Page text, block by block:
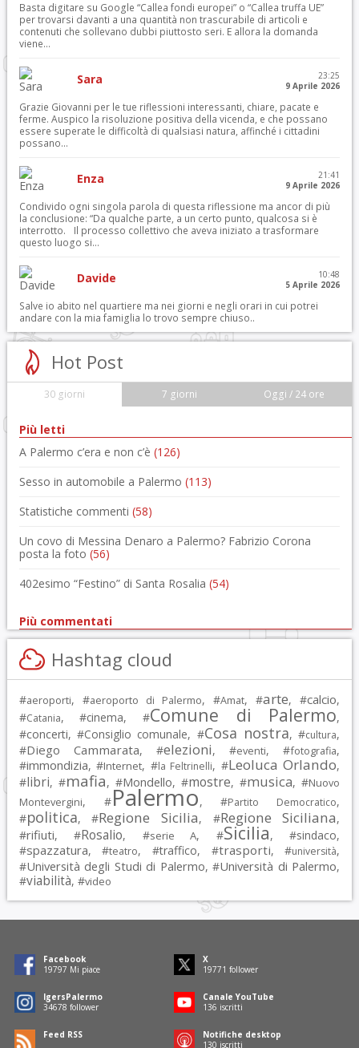
Basta digitare su Google “Callea fondi europei” o “Callea truffa UE”
per trovarsi davanti a una quantità non trascurabile di articoli e
contenuti che sollevano dubbi piuttosto seri. E allora la domanda
viene...
Sara
23:25
9 Aprile 2026
Grazie Giovanni per le tue riflessioni interessanti, chiare, pacate e
ferme. Auspico la risoluzione positiva della vicenda, e che possano
essere superate le difficoltà di qualsiasi natura, affinché i cittadini
possano...
Enza
21:41
9 Aprile 2026
Condivido ogni singola parola di questa riflessione ma ancor di più
la conclusione: “Da qualche parte, a un certo punto, qualcosa si è
interrotto. Il processo collettivo che aveva iniziato a trasformare
questo luogo si...
Davide
10:48
5 Aprile 2026
Salve io abito nel quartiere ma nei giorni e negli orari in cui potrei
andare con la mia famiglia lo trovo sempre chiuso..
Hot Post
30 giorni 7 giorni Oggi / 24 ore
Più letti
A Palermo c’era e non c’è (126)
Sesso in automobile a Palermo (113)
Statistiche commenti (58)
Un covo di Messina Denaro a Palermo? Fabrizio Corona
posta la foto (56)
402esimo “Festino” di Santa Rosalia (54)
Più commentati
Hashtag cloud
#aeroporti, #aeroporto di Palermo, #Amat, #arte, #calcio,
#Catania, #cinema, #Comune di Palermo,
#concerti, #Consiglio comunale, #Cosa nostra, #cultura,
#Diego Cammarata, #elezioni, #eventi, #fotografia,
#immondizia, #Internet, #la Feltrinelli, #Leoluca Orlando,
#libri, #mafia, #Mondello, #mostre, #musica, #Nuovo
Montevergini, #Palermo, #Partito Democratico,
#politica, #Regione Sicilia, #Regione Siciliana,
#rifiuti, #Rosalio, #serie A, #Sicilia, #sindaco,
#spazzatura, #teatro, #traffico, #trasporti, #università,
#Università degli Studi di Palermo, #Università di Palermo,
#viabilità, #video
Facebook
19797 Mi piace
X
19771 follower
IgersPalermo
34678 follower
Canale YouTube
136 iscritti
Feed RSS
Notifiche desktop
130 iscritti